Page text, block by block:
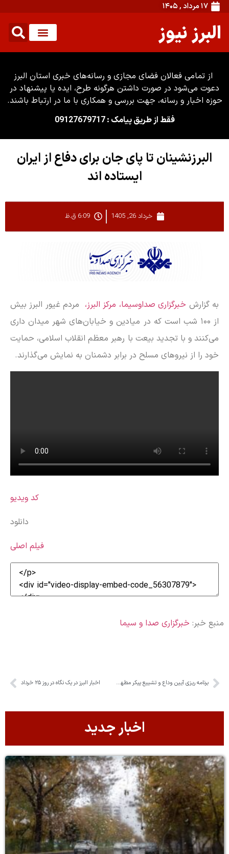
۱۷ مرداد , ۱۴۰۵
البرز نیوز
از تمامی فعالان فضای مجازی و رسانه‌های خبری استان البرز
دعوت می‌شود در صورت داشتن هرگونه طرح، ایده یا پیشنهاد در
حوزه اخبار و رسانه، جهت بررسی و همکاری با ما در ارتباط باشند.
فقط از طریق پیامک : 09127679717
البرزنشینان تا پای جان برای دفاع از ایران
ایستاده اند
خرداد 26, 1405 6:09 ق.ظ
به گزارش خبرگزاری صداوسیما، مرکز البرز، مردم غیور البرز بیش
از ۱۰۰ شب است که در میادین و خیابان‌های شهر میدان داری
می‌کنند و با تجدید بیعت با رهبر معظم انقلاب اسلامی، حمایت
خود را از نیرو‌های مسلح در برابر دشمنان به نمایش می‌گذارند.
کد ویدیو
دانلود
فیلم اصلی
منبع خبر: خبرگزاری صدا و سیما
برنامه ریزی آیین وداع و تشییع پیکر مطهر رهبر شهید انقلاب اسلامی اخبار البرز در یک نگاه در روز ۲۵ خرداد
اخبار جدید